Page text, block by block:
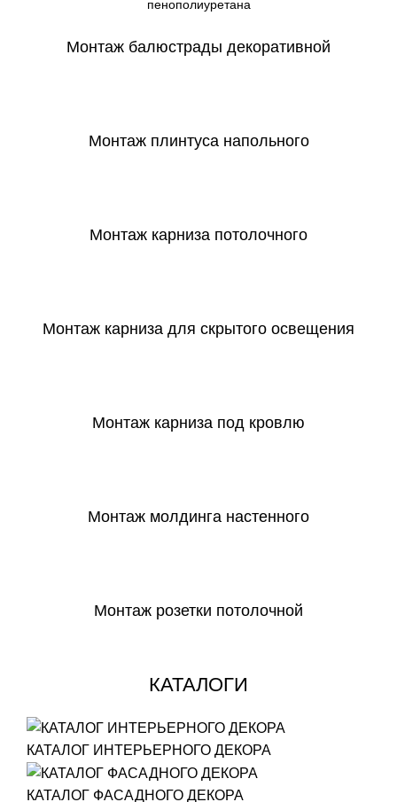
пенополиуретана
Монтаж балюстрады декоративной
Монтаж плинтуса напольного
Монтаж карниза потолочного
Монтаж карниза для скрытого освещения
Монтаж карниза под кровлю
Монтаж молдинга настенного
Монтаж розетки потолочной
КАТАЛОГИ
КАТАЛОГ ИНТЕРЬЕРНОГО ДЕКОРА
КАТАЛОГ ФАСАДНОГО ДЕКОРА